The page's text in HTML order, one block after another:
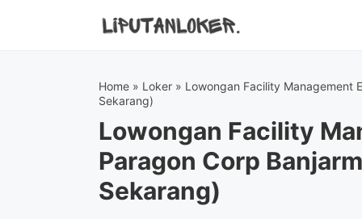
Home » Loker » Lowongan Facility Management
Sekarang)
Lowongan Facility
Paragon Corp
Sekarang)